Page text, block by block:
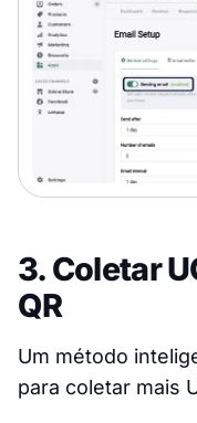
3. Coletar
QR
Um método
para coletar mais